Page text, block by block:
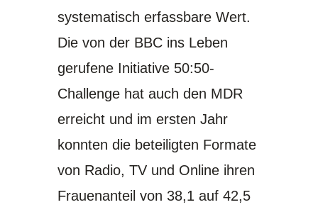
systematisch erfassbare Wert.
Die von der BBC ins Leben
gerufene Initiative 50:50-
Challengehat auch den MDR
erreicht und im ersten Jahr
konnten die beteiligten Formate
von Radio, TV und Online ihren
Frauenanteil von 38,1 auf 42,5